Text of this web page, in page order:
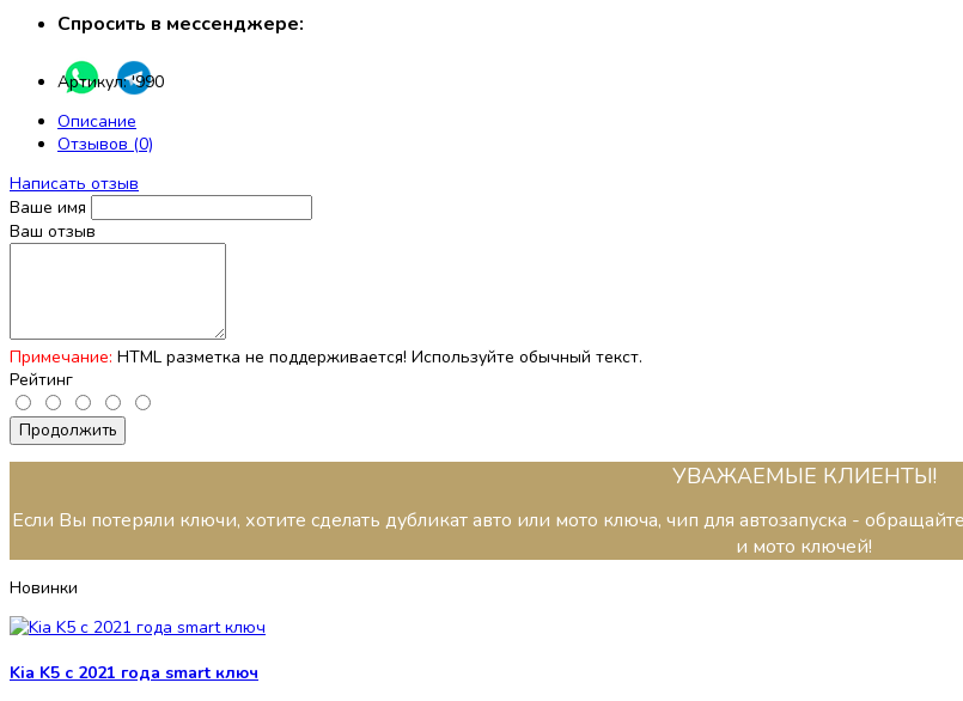
Спросить в мессенджере:
Артикул:'990
Описание
Отзывов (0)
Написать отзыв
Ваше имя
Ваш отзыв
Примечание: HTML разметка не поддерживается! Используйте обычный текст.
Рейтинг
Продолжить
УВАЖАЕМЫЕ КЛИЕНТЫ!
Если Вы потеряли ключи, хотите сделать дубликат авто или мото ключа, чип для автозапуска -
и мото ключей!
Новинки
Kia K5 с 2021 года smart ключ